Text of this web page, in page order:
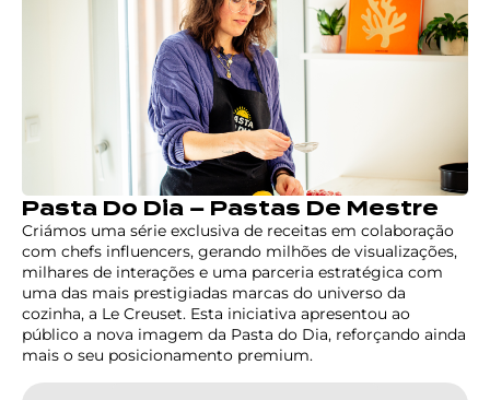
Pasta Do Dia – Pastas De Mestre
Criámos uma série exclusiva de receitas em colaboração
com chefs influencers, gerando milhões de visualizações,
milhares de interações e uma parceria estratégica com
uma das mais prestigiadas marcas do universo da
cozinha, a Le Creuset. Esta iniciativa apresentou ao
público a nova imagem da Pasta do Dia, reforçando ainda
mais o seu posicionamento premium.